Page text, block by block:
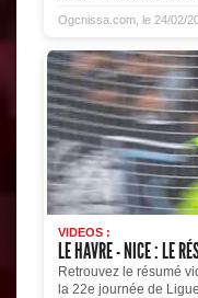
Ogcnissa.com, le 24/02/
VIDEOS :
LE HAVRE - NICE : LE
Retrouvez le résumé
la 22e journée de